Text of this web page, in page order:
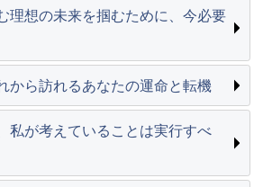
理想の未来を掴むために、今必要
から訪れるあなたの運命と転機
私が考えていることは実行すべ